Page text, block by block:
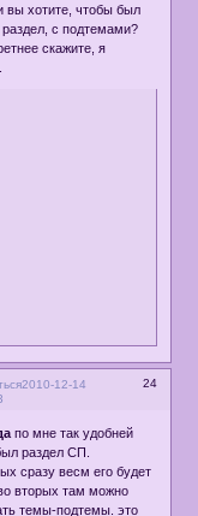
вы хотите, чтобы был
с подтемами?
скажите, я
24
2010-12-14
по мне так удобней
раздел СП.
сразу весм его будет
вторых там можно
темы-подтемы. это